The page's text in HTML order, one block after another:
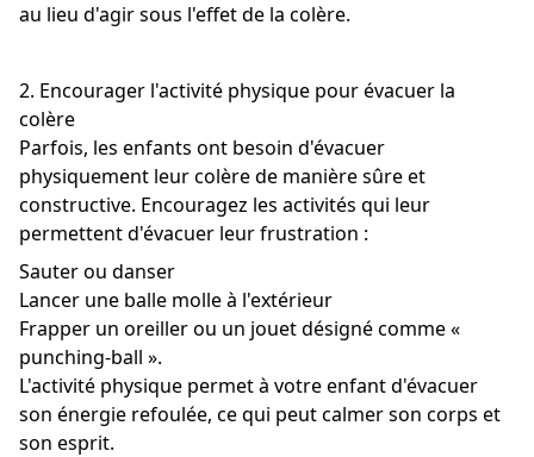
au lieu d'agir sous l'effet de la colère.
2. Encourager l'activité physique pour évacuer la
colère
Parfois, les enfants ont besoin d'évacuer
physiquement leur colère de manière sûre et
constructive. Encouragez les activités qui leur
permettent d'évacuer leur frustration :
Sauter ou danser
Lancer une balle molle à l'extérieur
Frapper un oreiller ou un jouet désigné comme «
punching-ball ».
L'activité physique permet à votre enfant d'évacuer
son énergie refoulée, ce qui peut calmer son corps et
son esprit.